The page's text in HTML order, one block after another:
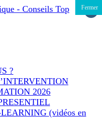
?
2026
(vidéos en
CLOSE
CLOSE
CLOSE
CLOSE
CLOSE
CLOSE
CLOSE
CLOSE
CLOSE
CLOSE
CLOSE
×
CLOSE
CLOSE
CLOSE
CLOSE
CLOSE
CLOSE
Fermer
CLOSE
CLOSE
CLOSE
CLOSE
Fermer
Fermer
Fermer
Fermer
CLOSE
CLOSE
CLOSE
CLOSE
CLOSE
CLOSE
CLOSE
Fermer
Fermer